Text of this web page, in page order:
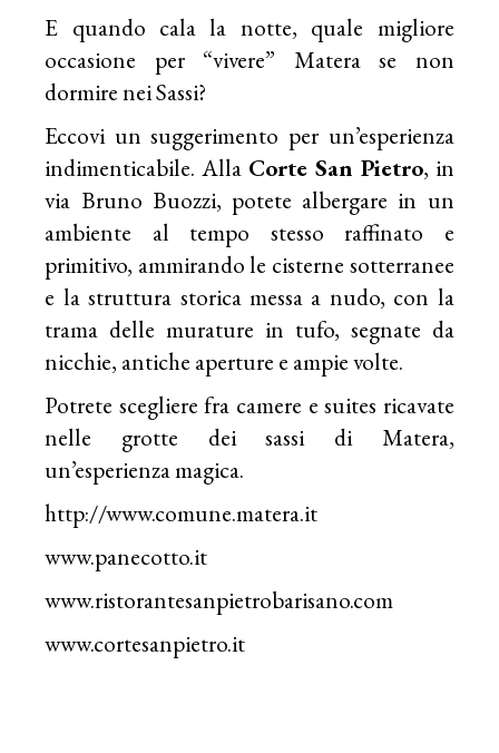
E quando cala la notte, quale migliore
occasione per “vivere” Matera se non
dormire nei Sassi?
Eccovi un suggerimento per un’esperienza
indimenticabile. Alla Corte San Pietro, in
via Bruno Buozzi, potete albergare in un
ambiente al tempo stesso raffinato e
primitivo, ammirando le cisterne sotterranee
e la struttura storica messa a nudo, con la
trama delle murature in tufo, segnate da
nicchie, antiche aperture e ampie volte.
Potrete scegliere fra camere e suites ricavate
nelle grotte dei sassi di Matera,
un’esperienza magica.
http://www.comune.matera.it
www.panecotto.it
www.ristorantesanpietrobarisano.com
www.cortesanpietro.it